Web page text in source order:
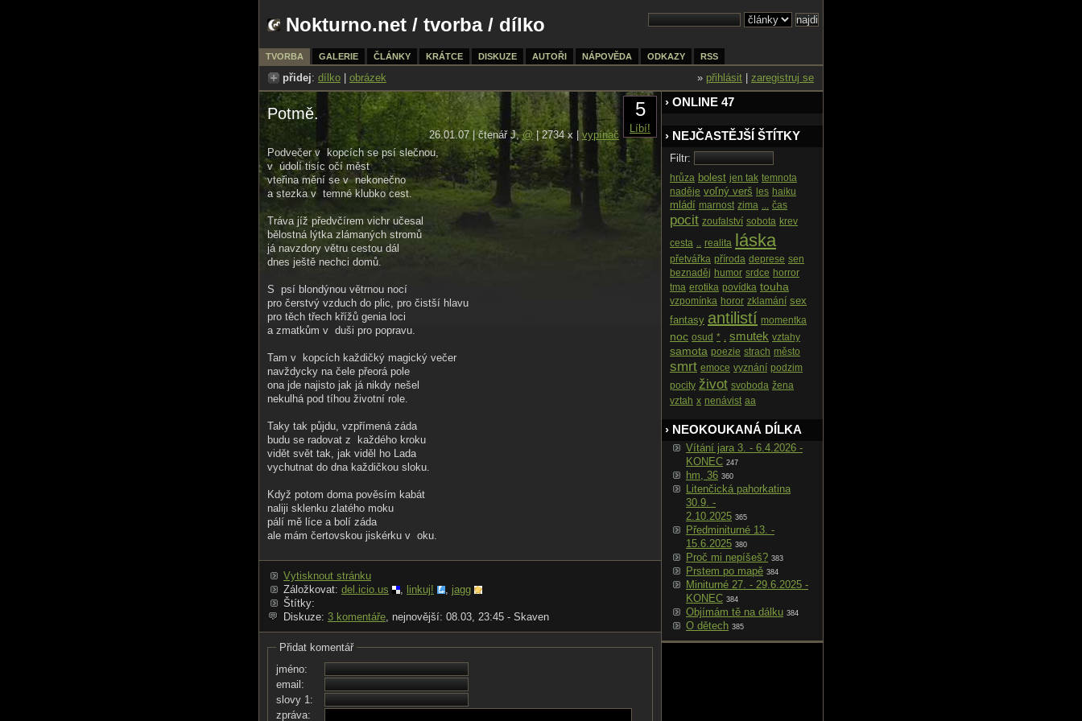
Nokturno.net / tvorba/ dílko
TVORBA GALERIE ČLÁNKY KRÁTCE DISKUZE AUTOŘI NÁPOVĚDA ODKAZY RSS
přidej: dílko obrázek » přihlásit zaregistruj se
5
Líbí!
Potmě.
26.01.07 | čtenář J,@| 2734 x |vypínač
Podvečer v kopcích se psí slečnou,
v údolí tisíc očí měst
vteřina mění se v nekonečno
a stezka v temné klubko cest.
Tráva jíž předvčírem vichr učesal
bělostná lýtka zlámaných stromů
já navzdory větru cestou dál
dnes ještě nechci domů.
S psí blondýnou větrnou nocí
pro čerstvý vzduch do plic, pro čistší hlavu
pro těch třech křížů genia loci
a zmatkům v duši pro popravu.
Tam v kopcích každičký magický večer
navždycky na čele přeorá pole
ona jde najisto jak já nikdy nešel
nekulhá pod tíhou životní role.
Taky tak půjdu, vzpřímená záda
budu se radovat z každého kroku
vidět svět tak, jak viděl ho Lada
vychutnat do dna každičkou sloku.
Když potom doma pověsím kabát
naliji sklenku zlatého moku
pálí mě líce a bolí záda
ale mám čertovskou jiskérku v oku.
Vytisknout stránku
Záložkovat: del.icio.us , linkuj! , jagg
Štítky:
Diskuze: 3 komentáře, nejnovější: 08.03, 23:45 - Skaven
Přidat komentář
jméno:
email:
slovy 1:
zpráva:
› ONLINE 47
› NEJČASTĚJŠÍ ŠTÍTKY
Filtr:
hrůza bolest jen tak temnota
naděje voľný verš les haiku
mládí marnost zima ... čas
pocit zoufalství sobota krev
cesta .. realita láska
přetvářka příroda deprese sen
beznaděj humor srdce horror
tma erotika povídka touha
vzpomínka horor zklamání sex
fantasy antilistí momentka
noc osud * . smutek vztahy
samota poezie strach město
smrt emoce vyznání podzim
pocity život svoboda žena
vztah x nenávist aa
› NEOKOUKANÁ DÍLKA
Vítání jara 3. - 6.4.2026 -
KONEC 247
hm, 36 360
Litenčická pahorkatina
30.9. -
2.10.2025 365
Předminiturné 13. -
15.6.2025 380
Proč mi nepíšeš? 383
Prstem po mapě 384
Miniturné 27. - 29.6.2025 -
KONEC 384
Objímám tě na dálku 384
O dětech 385